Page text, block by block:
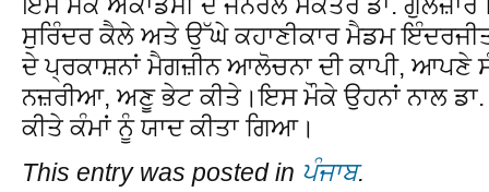
ਸੁਰਿੰਦਰ ਕੈਲੇ ਅਤੇ ਉੱਘੇ ਕਹਾਣੀਕਾਰ ਮੈਡਮ
ਦੇ ਪ੍ਰਕਾਸ਼ਨਾਂ ਮੈਗਜ਼ੀਨ ਆਲੋਚਨਾ ਦੀ ਕਾਪੀ, ਆਪਣੇ
ਨਜ਼ਰੀਆ, ਅਣੂ ਭੇਟ ਕੀਤੇ।ਇਸ ਮੌਕੇ ਉਹਨਾਂ ਨਾਲ
ਕੀਤੇ ਕੰਮਾਂ ਨੂੰ ਯਾਦ ਕੀਤਾ ਗਿਆ।
This entry was posted in ਪੰਜਾਬ.